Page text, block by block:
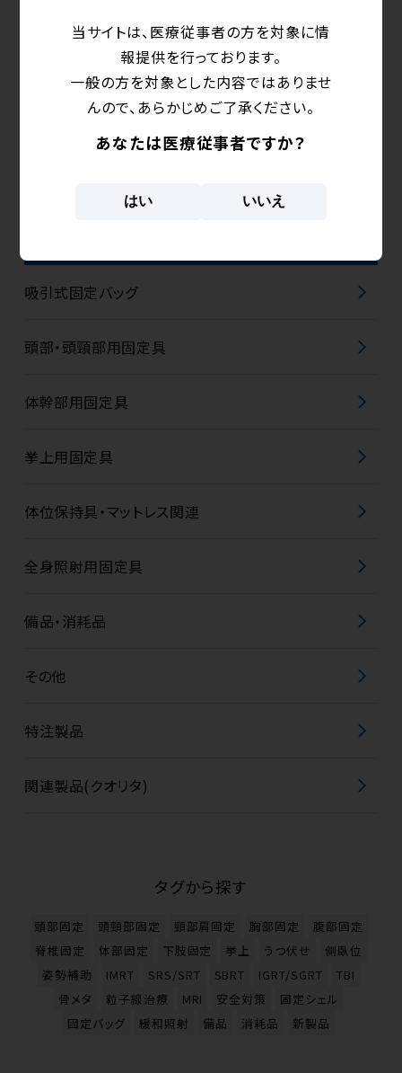
当サイトは、医療従事者の方を対象に情
報提供を行っております。
一般の方を対象とした内容ではありませ
んので、あらかじめご了承ください。
あなたは医療従事者ですか？
はい いいえ
製品カテゴリから探す
吸引式固定バッグ
頭部・頭頸部用固定具
体幹部用固定具
挙上用固定具
体位保持具・マットレス関連
全身照射用固定具
備品・消耗品
その他
特注製品
関連製品(クオリタ)
タグから探す
頭部固定 頭頸部固定 頸部肩固定 胸部固定
腹部固定
脊椎固定
体部固定 下肢固定 挙上 うつ伏せ
側臥位
姿勢補助
IMRT SRS/SRT SBRT IGRT/SGRT
TBI
骨メタ
粒子線治療 MRI 安全対策
固定シェル
固定バッグ
緩和照射 備品 消耗品 新製品